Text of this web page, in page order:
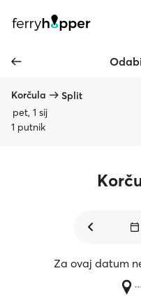
Korčula
Split
pet, 1 sij
1 putnik
Za ovaj datum